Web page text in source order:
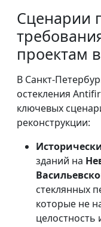
Сценарии
проектам
В Санкт-
остекления
ключевых
реконструкции:
зданий на
стеклянных
которые не
целостность